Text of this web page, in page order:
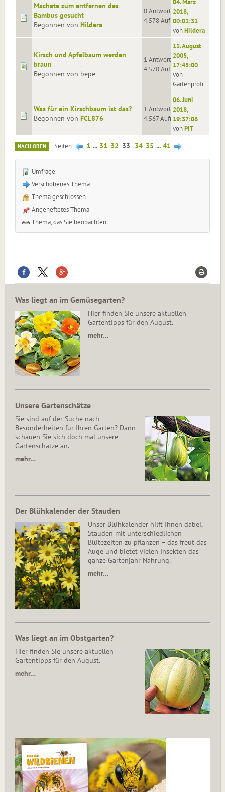
Machete zum entfernen des
Bambus gesucht
Begonnen von Hildera
0 Antworten
4.578 Aufrufe
04. März
2018,
00:02:31
vonHildera
Kirsch und Apfelbaum werden
braun
Begonnen von bepe
1 Antworten
4.570 Aufrufe
13. August
2005,
17:45:00
von
Gartenprofi
Was für ein Kirschbaum ist das?
Begonnen von FCL876
1 Antworten
4.567 Aufrufe
06. Juni
2018,
19:37:06
vonPIT
NACH OBEN Seiten 1 ... 31 32 33 34 35 ... 41
Umfrage
Verschobenes Thema
Thema geschlossen
Angeheftetes Thema
Thema, das Sie beobachten
Was liegt an im Gemüsegarten?
Hier finden Sie unsere aktuellen
Gartentipps für den August.
mehr…
Unsere Gartenschätze
Sie sind auf der Suche nach
Besonderheiten für Ihren Garten? Dann
schauen Sie sich doch mal unsere
Gartenschätze an.
mehr…
Der Blühkalender der Stauden
Unser Blühkalender hilft Ihnen dabei,
Stauden mit unterschiedlichen
Blütezeiten zu pflanzen – das freut das
Auge und bietet vielen Insekten das
ganze Gartenjahr Nahrung.
mehr…
Was liegt an im Obstgarten?
Hier finden Sie unsere aktuellen
Gartentipps für den August.
mehr…